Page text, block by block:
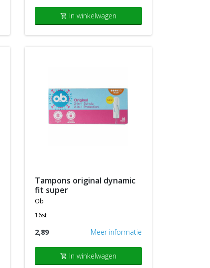
shopping_cart In winkelwagen
tampons original dynamic
fit super
ob
16st
2,89 Meer informatie
shopping_cart In winkelwagen